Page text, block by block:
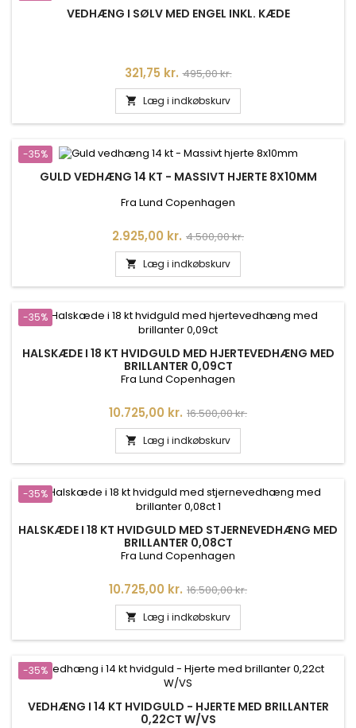
VEDHÆNG I SØLV MED ENGEL INKL. KÆDE
Pris
321,75 kr. Normalpris
495,00 kr.
 Læg i indkøbskurv
-35%
GULD VEDHÆNG 14 KT - MASSIVT HJERTE 8X10MM
Fra Lund Copenhagen
Pris
2.925,00 kr. Normalpris
4.500,00 kr.
 Læg i indkøbskurv
-35%
HALSKÆDE I 18 KT HVIDGULD MED HJERTEVEDHÆNG MED
BRILLANTER 0,09CT
Fra Lund Copenhagen
Pris
10.725,00 kr. Normalpris
16.500,00 kr.
 Læg i indkøbskurv
-35%
HALSKÆDE I 18 KT HVIDGULD MED STJERNEVEDHÆNG MED
BRILLANTER 0,08CT
Fra Lund Copenhagen
Pris
10.725,00 kr. Normalpris
16.500,00 kr.
 Læg i indkøbskurv
-35%
VEDHÆNG I 14 KT HVIDGULD - HJERTE MED BRILLANTER
0,22CT W/VS